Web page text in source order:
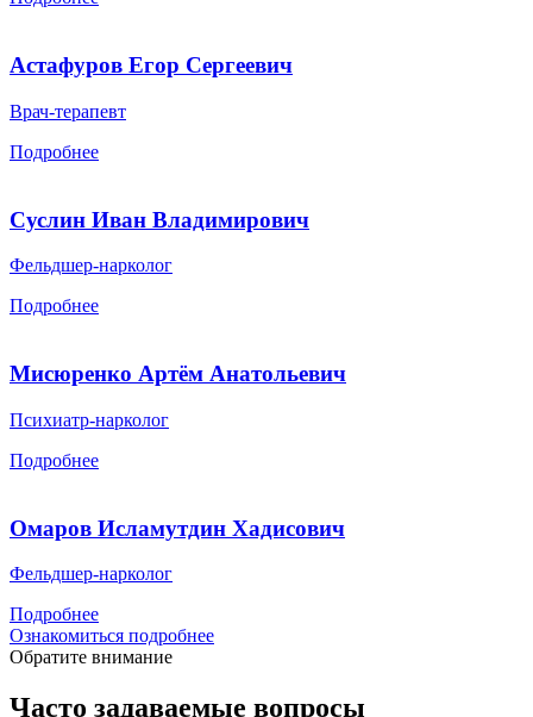
Астафуров Егор Сергеевич
Врач-терапевт
Подробнее
Суслин Иван Владимирович
Фельдшер-нарколог
Подробнее
Мисюренко Артём Анатольевич
Психиатр-нарколог
Подробнее
Омаров Исламутдин Хадисович
Фельдшер-нарколог
Подробнее
Ознакомиться подробнее
Обратите внимание
Часто задаваемые вопросы